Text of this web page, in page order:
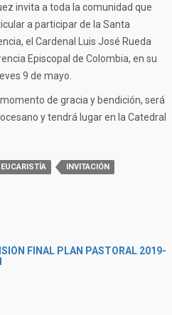
invita a toda la comunidad que
a participar de la Santa
el Cardenal Luis José Rueda
Episcopal de Colombia, en su
9 de mayo.
de gracia y bendición, será
y tendrá lugar en la Catedral
EUCARISTÍA INVITACIÓN
FINAL PLAN PASTORAL 2019-